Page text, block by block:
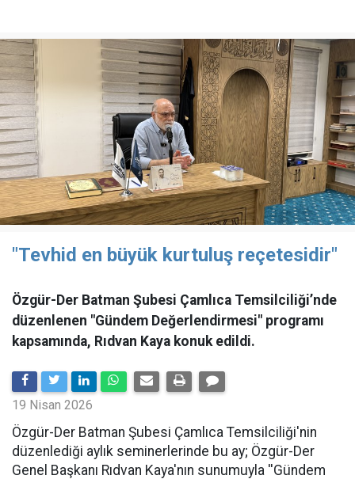
"Tevhid en büyük kurtuluş reçetesidir"
Özgür-Der Batman Şubesi Çamlıca Temsilciliği’nde
düzenlenen "Gündem Değerlendirmesi" programı
kapsamında, Rıdvan Kaya konuk edildi.
19 Nisan 2026
​Özgür-Der Batman Şubesi Çamlıca Temsilciliği'nin
düzenlediği aylık seminerlerinde bu ay; Özgür-Der
Genel Başkanı Rıdvan Kaya'nın sunumuyla ''Gündem